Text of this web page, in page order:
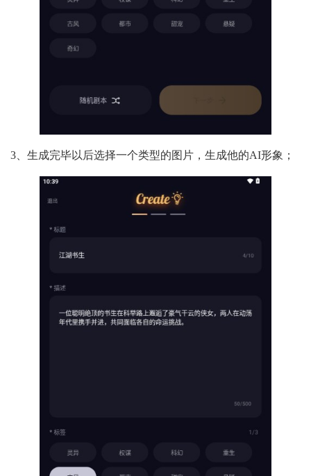
3、生成完毕以后选择一个类型的图片，生成他的AI形象；